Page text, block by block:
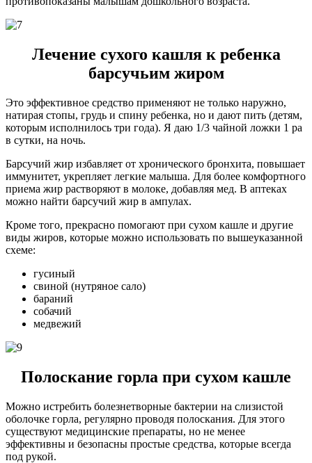
Лечение сухого кашля к ребенка
барсучьим жиром
Это эффективное средство применяют не только наружно,
натирая стопы, грудь и спину ребенка, но и дают пить (детям,
которым исполнилось три года). Я даю 1/3 чайной ложки 1 ра
в сутки, на ночь.
Барсучий жир избавляет от хронического бронхита, повышает
иммунитет, укрепляет легкие малыша. Для более комфортного
приема жир растворяют в молоке, добавляя мед. В аптеках
можно найти барсучий жир в ампулах.
Кроме того, прекрасно помогают при сухом кашле и другие
виды жиров, которые можно использовать по вышеуказанной
схеме:
гусиный
свиной (нутряное сало)
бараний
собачий
медвежий
Полоскание горла при сухом кашле
Можно истребить болезнетворные бактерии на слизистой
оболочке горла, регулярно проводя полоскания. Для этого
существуют медицинские препараты, но не менее
эффективны и безопасны простые средства, которые всегда
под рукой.